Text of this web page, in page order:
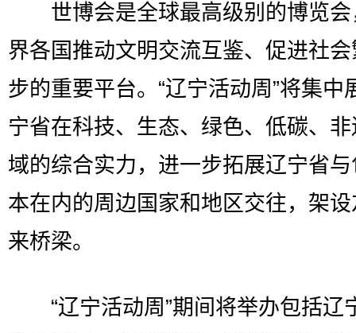
世博会是全球最高级别的博览会
界各国推动文明交流互鉴、促进社
步的重要平台。“辽宁活动周”将集中
宁省在科技、生态、绿色、低碳、
域的综合实力，进一步拓展辽宁省
本在内的周边国家和地区交往，架
来桥梁。
“辽宁活动周”期间将举办包括辽